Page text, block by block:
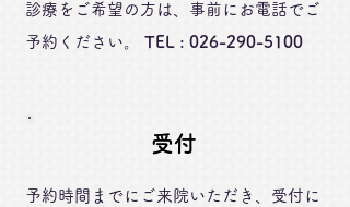
診療をご希望の方は、事前にお電話でご
予約ください。
TEL : 026-290-5100
受付
予約時間までにご来院いただき、受付に